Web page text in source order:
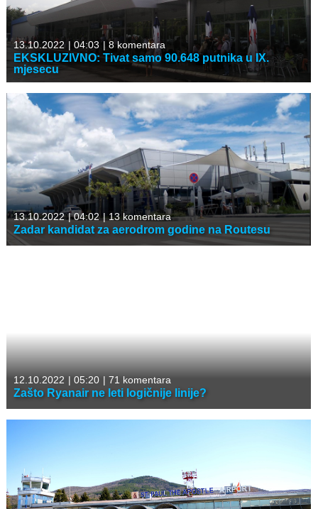
13.10.2022 | 04:03 | 8 komentara
EKSKLUZIVNO: Tivat samo 90.648 putnika u IX.
mjesecu
13.10.2022 |04:02 |13 komentara
Zadar kandidat za aerodrom godine na Routesu
12.10.2022 | 05:20 | 71 komentara
Zašto Ryanair ne leti logičnije linije?